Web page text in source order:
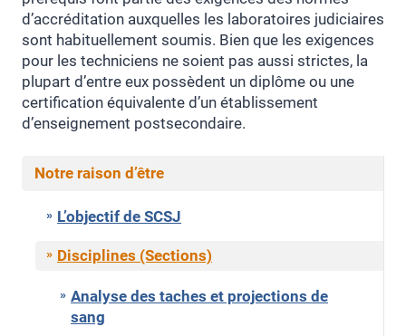
d’accréditation auxquelles les laboratoires judiciaires
sont habituellement soumis. Bien que les exigences
pour les techniciens ne soient pas aussi strictes, la
plupart d’entre eux possèdent un diplôme ou une
certification équivalente d’un établissement
d’enseignement postsecondaire.
Notre raison d’être
L’objectif de SCSJ
Disciplines (Sections)
Analyse des taches et projections de
sang